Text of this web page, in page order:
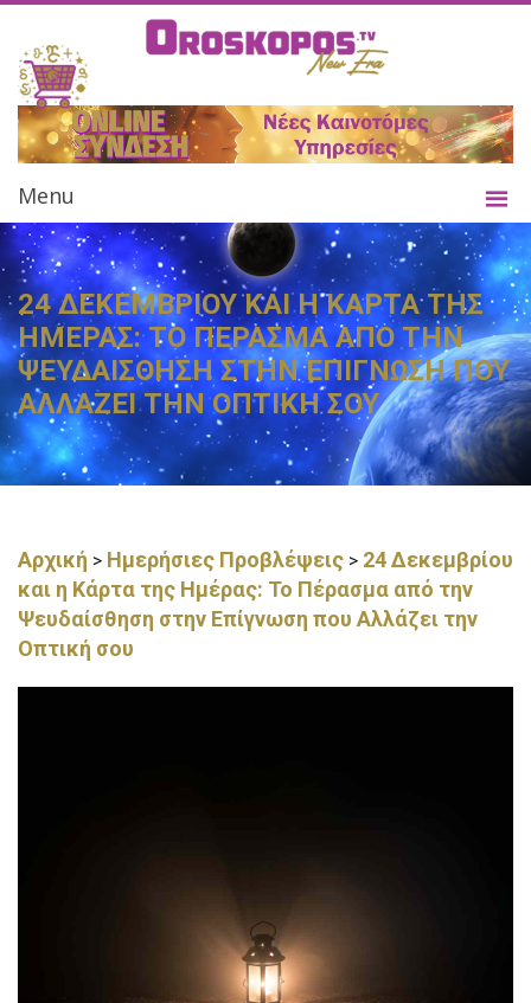
Menu
24 ΔΕΚΕΜΒΡΙΟΥ ΚΑΙ Η ΚΑΡΤΑ ΤΗΣ
ΗΜΕΡΑΣ: ΤΟ ΠΕΡΑΣΜΑ ΑΠΟ ΤΗΝ
ΨΕΥΔΑΙΣΘΗΣΗ ΣΤΗΝ ΕΠΙΓΝΩΣΗ ΠΟΥ
ΑΛΛΑΖΕΙ ΤΗΝ ΟΠΤΙΚΗ ΣΟΥ
Αρχική > Ημερήσιες Προβλέψεις > 24 Δεκεμβρίου
και η Κάρτα της Ημέρας: Το Πέρασμα από την
Ψευδαίσθηση στην Επίγνωση που Αλλάζει την
Οπτική σου